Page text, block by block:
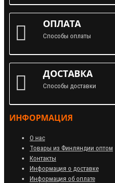
ОПЛАТА
Способы оплаты
ДОСТАВКА
Способы доставки
ИНФОРМАЦИЯ
О нас
Товары из Финляндии оптом
Контакты
Информация о доставке
Информация об оплате